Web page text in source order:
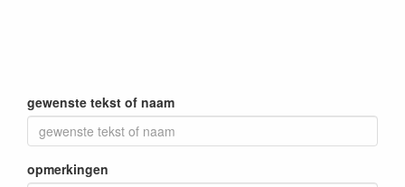
gewenste tekst of naam
opmerkingen